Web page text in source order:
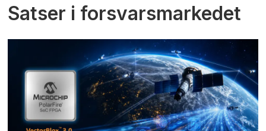
Satser i forsvarsmarkedet